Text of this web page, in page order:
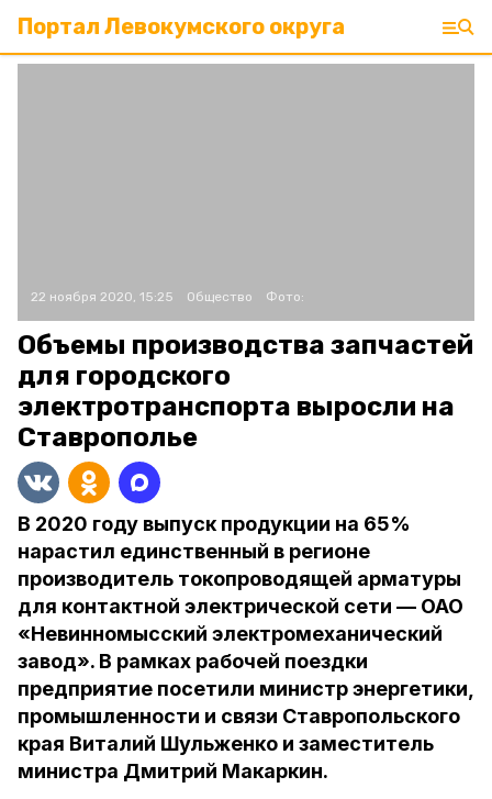
Портал Левокумского округа
22 ноября 2020, 15:25 Общество Фото:
Объемы производства запчастей
для городского
электротранспорта выросли на
Ставрополье
В 2020 году выпуск продукции на 65%
нарастил единственный в регионе
производитель токопроводящей арматуры
для контактной электрической сети — ОАО
«Невинномысский электромеханический
завод». В рамках рабочей поездки
предприятие посетили министр энергетики,
промышленности и связи Ставропольского
края Виталий Шульженко и заместитель
министра Дмитрий Макаркин.